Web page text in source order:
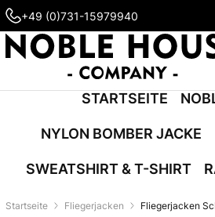
+49 (0)731-15979940
STARTSEITE
NYLON BOMBER JACKE
SWEATSHIRT & T-SHIRT
Startseite Fliegerjacken Fliegerjacken